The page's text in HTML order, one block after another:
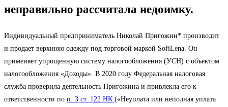
неправильно рассчитала недоимку.
Индивидуальный предприниматель Николай Пригожин* производит
и продает верхнюю одежду под торговой маркой SofiLena. Он
применяет упрощенную систему налогообложения (УСН) с объектом
налогообложения «Доходы». В 2020 году Федеральная налоговая
служба проверила деятельность Пригожина и привлекла его к
ответственности по п. 3 ст. 122 НК («Неуплата или неполная уплата